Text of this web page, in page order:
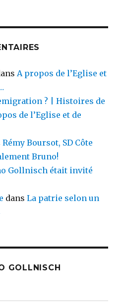
A propos de l’Eglise et
? | Histoires de
de l’Eglise et de
Rémy Boursot, SD Côte
Bruno!
Gollnisch était invité
dansLa patrie selon un
GOLLNISCH